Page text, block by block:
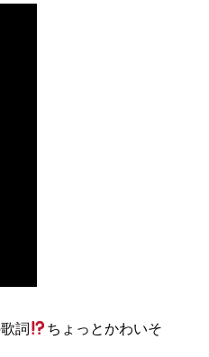
詞
ちょっとかわいそ